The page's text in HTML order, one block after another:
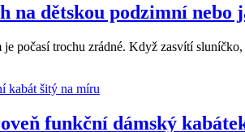
na dětskou podzimní nebo
je počasí trochu zrádné. Když zasvítí
funkční dámský